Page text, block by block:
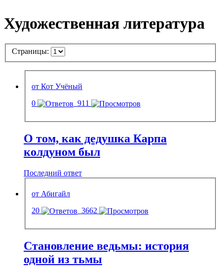
Художественная литература
Страницы:
от Кот Учёный
0
911
О том, как дедушка Карпа
колдуном был
Последний ответ
от Абигайл
20
3662
Становление ведьмы: история
одной из тьмы